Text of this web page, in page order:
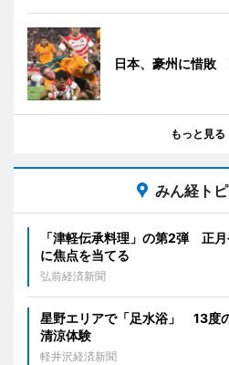
日本、豪州に惜敗
もっと見る
みん経ト
「津軽伝承料理」の第2弾 正
に焦点を当てる
弘前経済新聞
星野エリアで「足水浴」 13度
清涼体験
軽井沢経済新聞